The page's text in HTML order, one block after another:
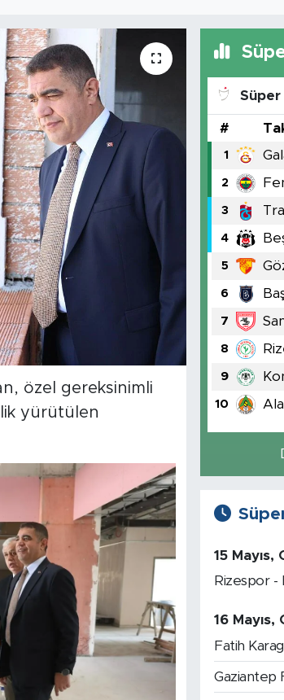
özel gereksinimli
yürütülen
Süper
#
1
2
3
4
5
6
7
8
9
10
15 Mayıs,
Rizespor -
16
Fatih
Gaziantep